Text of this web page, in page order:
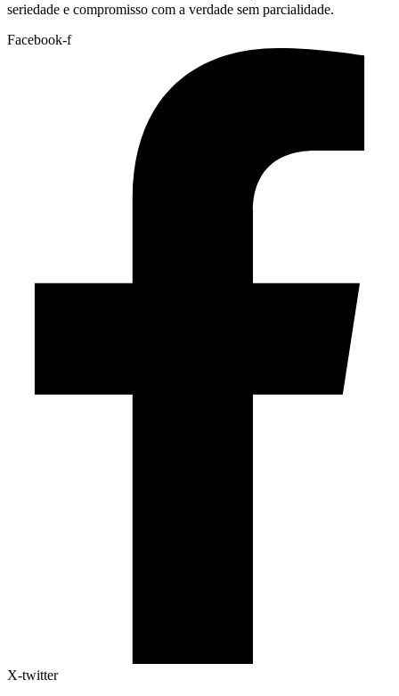
seriedade e compromisso com a verdade sem parcialidade.
Facebook-f
X-twitter